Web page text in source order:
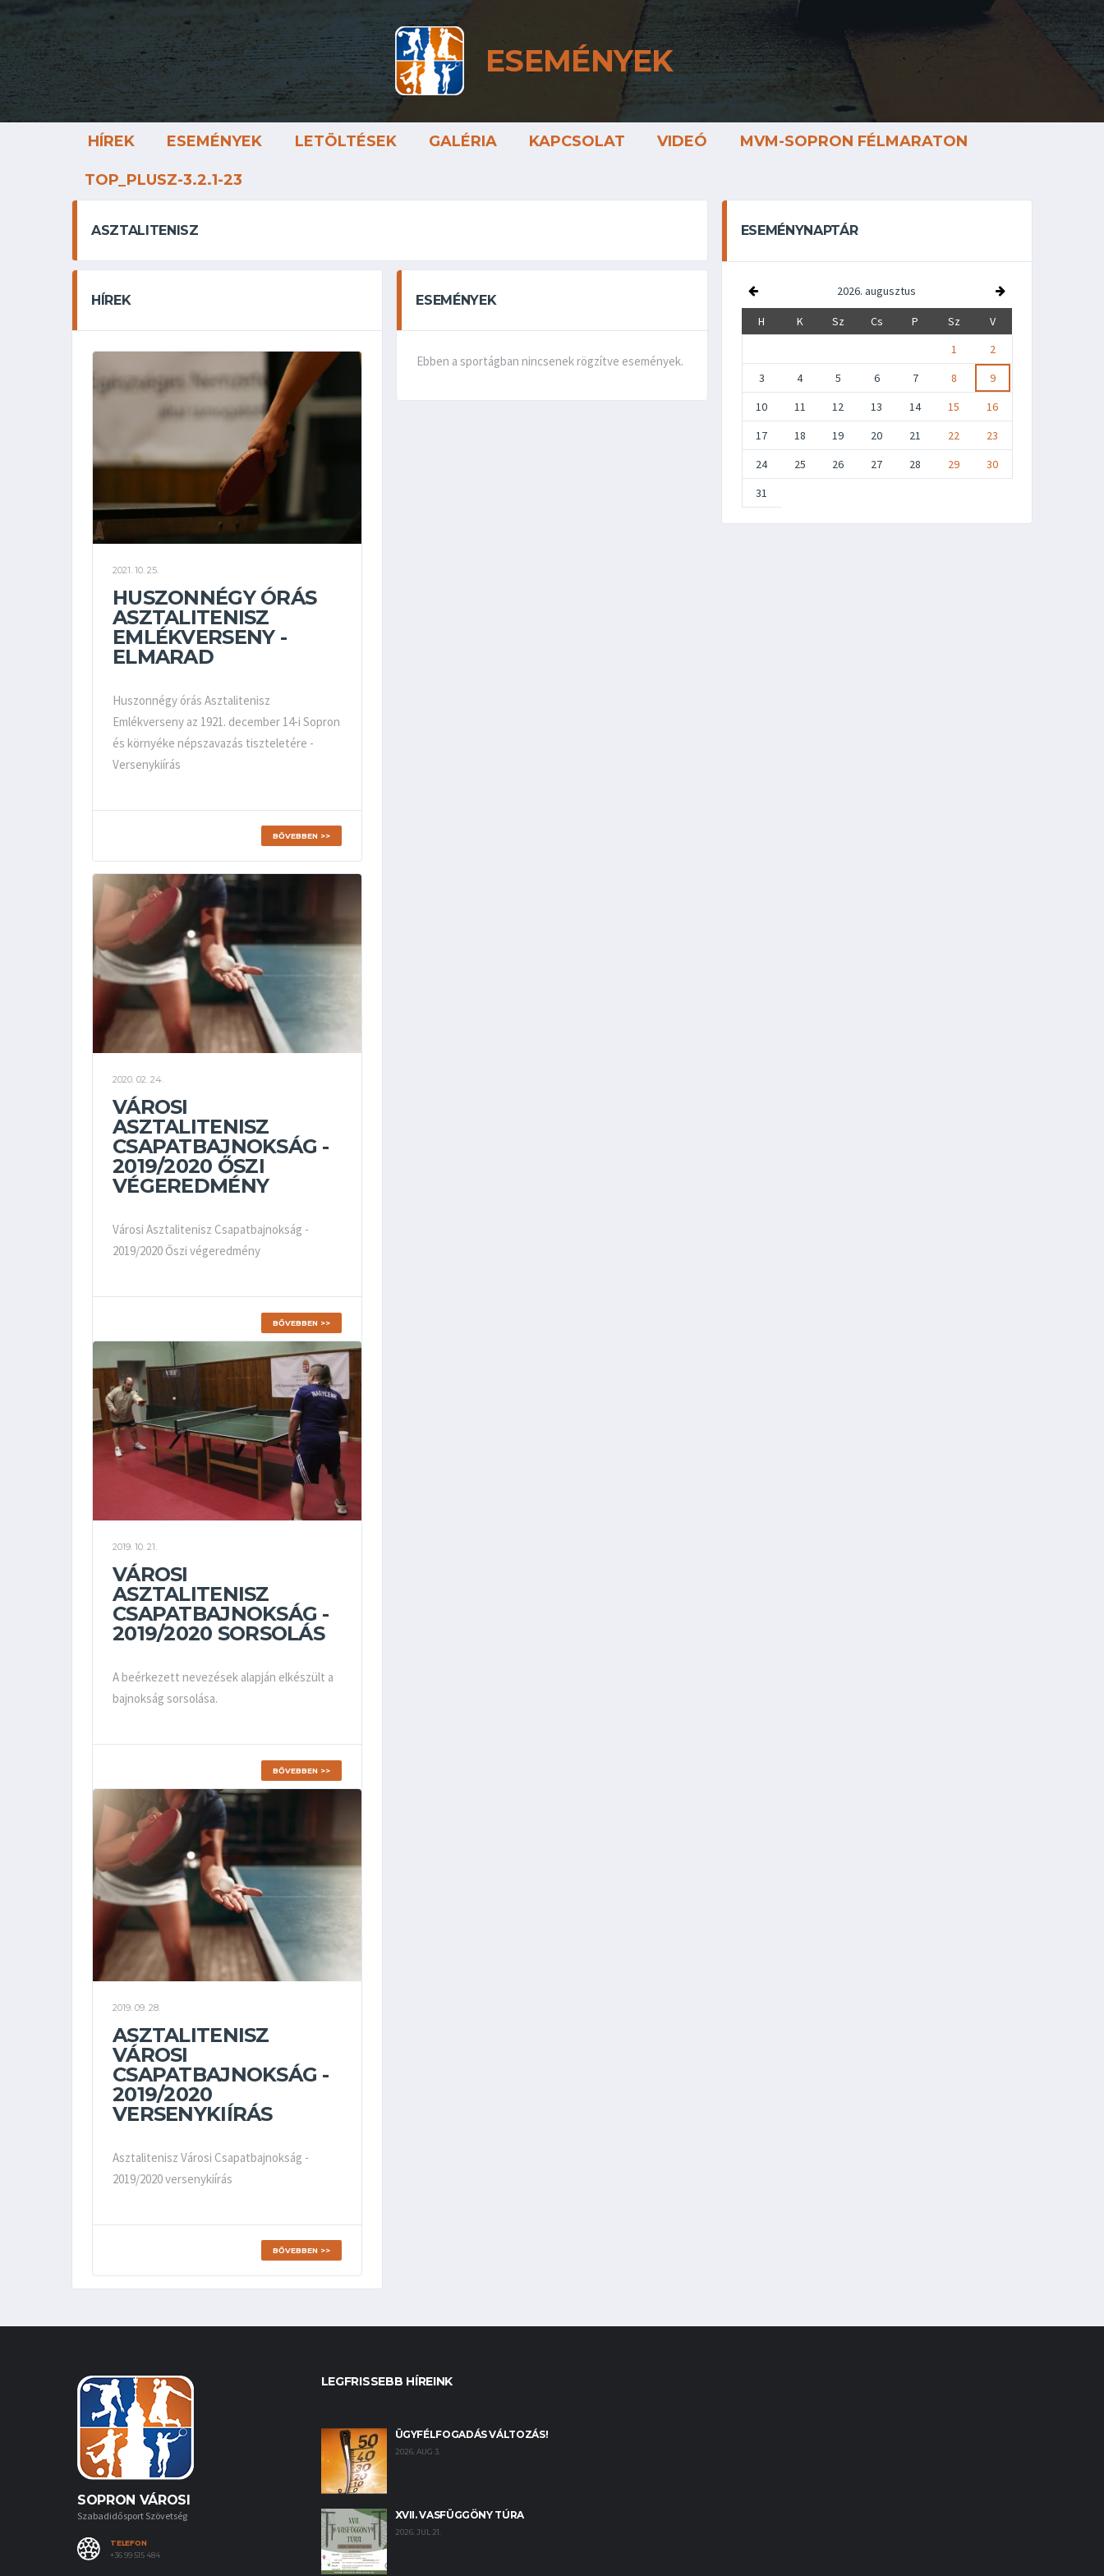
ESEMÉNYEK
HÍREK ESEMÉNYEK LETÖLTÉSEK GALÉRIA KAPCSOLAT VIDEÓ MVM-SOPRON FÉLMARATON
TOP_PLUSZ-3.2.1-23
ESEMÉNYNAPTÁR
2026. augusztus
H K Sz Cs P Sz
V
1
2
3
4 5 6 7 8
9
10
11 12 13 14 15
16
17
18 19 20 21 22
23
24
25 26 27 28 29
30
31
ASZTALITENISZ
HÍREK
2021. 10. 25.
HUSZONNÉGY ÓRÁS
ASZTALITENISZ
EMLÉKVERSENY -
ELMARAD
Huszonnégy órás Asztalitenisz
Emlékverseny az 1921. december 14-i Sopron
és környéke népszavazás tiszteletére -
Versenykiírás
BŐVEBBEN >>
2020. 02. 24.
VÁROSI
ASZTALITENISZ
CSAPATBAJNOKSÁG -
2019/2020 ŐSZI
VÉGEREDMÉNY
Városi Asztalitenisz Csapatbajnokság -
2019/2020 Őszi végeredmény
BŐVEBBEN >>
2019. 10. 21.
VÁROSI
ASZTALITENISZ
CSAPATBAJNOKSÁG -
2019/2020 SORSOLÁS
A beérkezett nevezések alapján elkészült a
bajnokság sorsolása.
BŐVEBBEN >>
2019. 09. 28.
ASZTALITENISZ
VÁROSI
CSAPATBAJNOKSÁG -
2019/2020
VERSENYKIÍRÁS
Asztalitenisz Városi Csapatbajnokság -
2019/2020 versenykiírás
BŐVEBBEN >>
ESEMÉNYEK
Ebben a sportágban nincsenek rögzítve események.
SOPRON VÁROSI
Szabadidősport Szövetség
TELEFON
+36 99 515 484
LEGFRISSEBB HÍREINK
ÜGYFÉLFOGADÁS VÁLTOZÁS!
2026. AUG 3.
XVII. VASFÜGGÖNY TÚRA
2026. JUL 21.